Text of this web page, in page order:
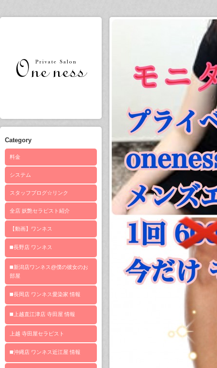
Category
料金
システム
スタッフブログ☆リンク
全店 妖艶セラピスト紹介
【動画】ワンネス
◼️長野店 ワンネス
◼️新潟店ワンネス@僕の彼女のお
部屋
◼️長岡店 ワンネス愛染家 情報
◼️上越直江津店 寺田屋 情報
上越 寺田屋セラピスト
◼️沖縄店 ワンネス近江屋 情報